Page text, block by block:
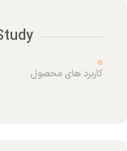
کاربرد های محصول